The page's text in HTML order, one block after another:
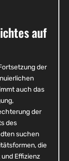
auf
der
auch das
der
des
suchen
die
Effizienz